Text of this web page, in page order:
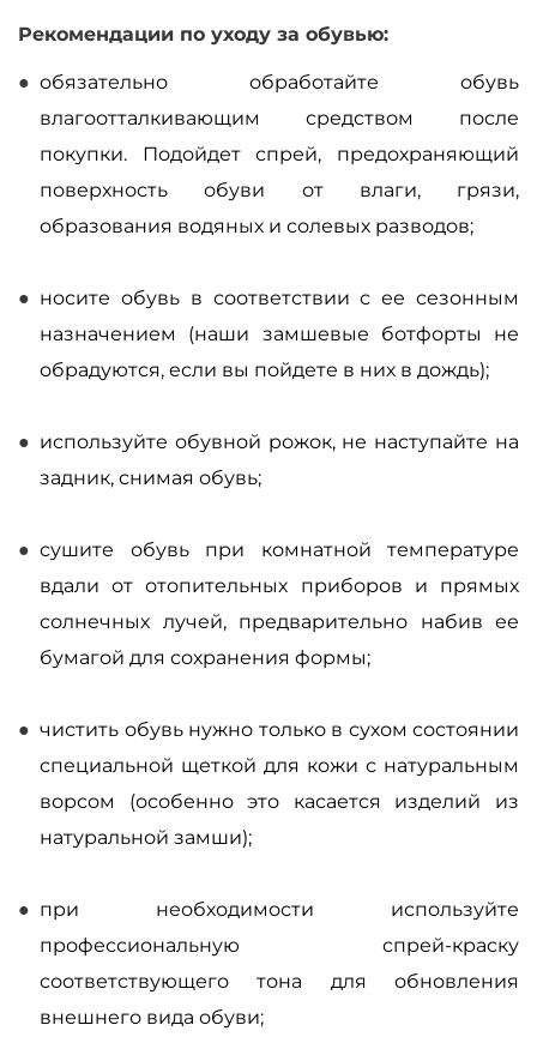
Рекомендации по уходу за обувью:
обязательно обработайте обувь
влагоотталкивающим средством после
покупки. Подойдет спрей, предохраняющий
поверхность обуви от влаги, грязи,
образования водяных и солевых разводов;
носите обувь в соответствии с ее сезонным
назначением (наши замшевые ботфорты не
обрадуются, если вы пойдете в них в дождь);
используйте обувной рожок, не наступайте на
задник, снимая обувь;
сушите обувь при комнатной температуре
вдали от отопительных приборов и прямых
солнечных лучей, предварительно набив ее
бумагой для сохранения формы;
чистить обувь нужно только в сухом состоянии
специальной щеткой для кожи с натуральным
ворсом (особенно это касается изделий из
натуральной замши);
при необходимости используйте
профессиональную спрей-краску
соответствующего тона для обновления
внешнего вида обуви;